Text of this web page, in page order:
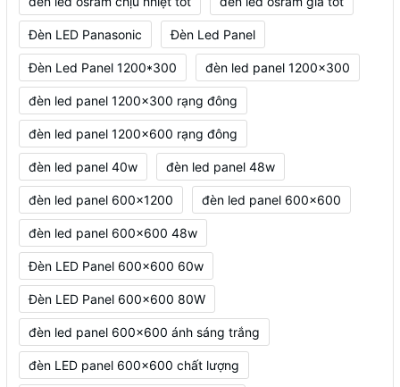
Đèn LED Panasonic Đèn Led Panel
Đèn Led Panel 1200*300 đèn led panel 1200x300
đèn led panel 1200x300 rạng đông
đèn led panel 1200x600 rạng đông
đèn led panel 40w đèn led panel 48w
đèn led panel 600x1200 đèn led panel 600x600
đèn led panel 600x600 48w
Đèn LED Panel 600x600 60w
Đèn LED Panel 600x600 80W
đèn led panel 600x600 ánh sáng trắng
đèn LED panel 600x600 chất lượng